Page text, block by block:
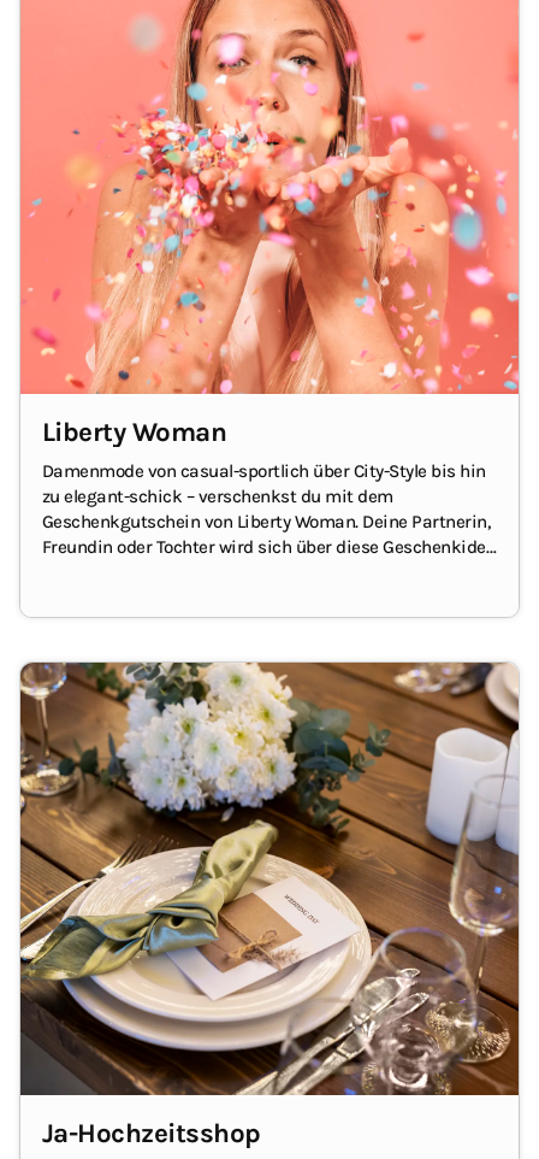
Liberty Woman
Damenmode von casual-sportlich über City-Style bis hin
zu elegant-schick – verschenkst du mit dem
Geschenkgutschein von Liberty Woman. Deine Partnerin,
Freundin oder Tochter wird sich über diese Geschenkidee
Ja-Hochzeitsshop